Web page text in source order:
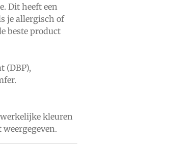
Dit heeft een
je allergisch of
beste product
(DBP),
kleuren